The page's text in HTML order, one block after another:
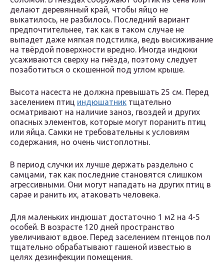
делают деревянный край, чтобы яйцо не
выкатилось, не разбилось. Последний вариант
предпочтительнее, так как в таком случае не
выпадет даже мягкая подстилка, ведь высиживание
на твёрдой поверхности вредно. Иногда индюки
усаживаются сверху на гнёзда, поэтому следует
позаботиться о скошенной под углом крыше.
Высота насеста не должна превышать 25 см. Перед
заселением птиц индюшатник тщательно
осматривают на наличие заноз, гвоздей и других
опасных элементов, которые могут поранить птиц
или яйца. Самки не требовательны к условиям
содержания, но очень чистоплотны.
В период случки их лучше держать раздельно с
самцами, так как последние становятся слишком
агрессивными. Они могут нападать на других птиц в
сарае и ранить их, атаковать человека.
Для маленьких индюшат достаточно 1 м2 на 4-5
особей. В возрасте 120 дней пространство
увеличивают вдвое. Перед заселением птенцов пол
тщательно обрабатывают гашеной известью в
целях дезинфекции помещения.